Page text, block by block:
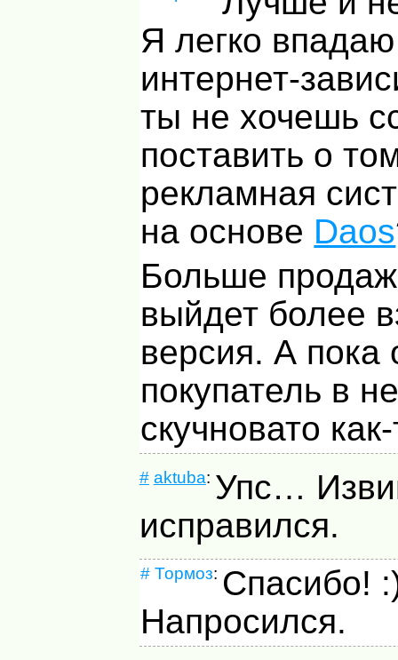
Я легко
интернет-
ты не хочешь
поставить о
рекламная
на основе Daos
Больше
выйдет более
версия. А пока
покупатель в
скучновато
# aktuba: Упс…
исправился.
# Тормоз: Спасибо!
Напросился.